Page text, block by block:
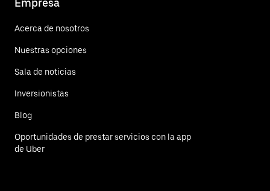
Empresa
Acerca de nosotros
Nuestras opciones
Sala de noticias
Inversionistas
Blog
Oportunidades de prestar servicios con la app
de Uber